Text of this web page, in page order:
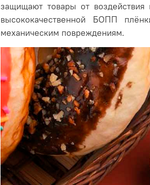
защищают товары от
высококачественной БОПП
механическим повреждениям.